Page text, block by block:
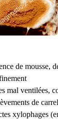
de mousse,
mal ventilées,
de
xylophages